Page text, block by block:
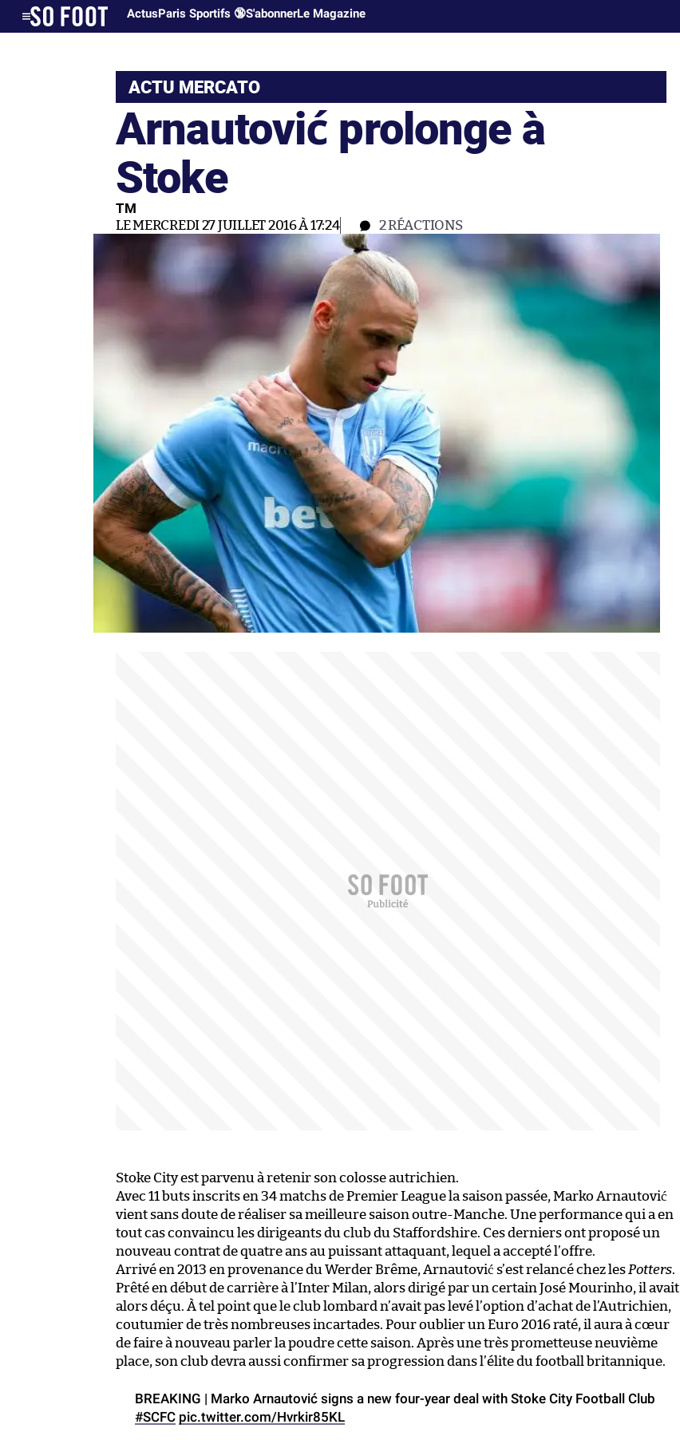
ActusParis Sportifs 🔞S'abonnerLe Magazine
ACTU MERCATO
Arnautović prolonge à
Stoke
TM
LE MERCREDI 27 JUILLET 2016 À 17:24 2RÉACTIONS
Stoke City est parvenu à retenir son colosse autrichien.
Avec 11 buts inscrits en 34 matchs de Premier League la saison passée, Marko Arnautović
vient sans doute de réaliser sa meilleure saison outre-Manche. Une performance qui a en
tout cas convaincu les dirigeants du club du Staffordshire. Ces derniers ont proposé un
nouveau contrat de quatre ans au puissant attaquant, lequel a accepté l’offre.
Arrivé en 2013 en provenance du Werder Brême, Arnautović s’est relancé chez les Potters.
Prêté en début de carrière à l’Inter Milan, alors dirigé par un certain José Mourinho, il avait
alors déçu. À tel point que le club lombard n’avait pas levé l’option d’achat de l’Autrichien,
coutumier de très nombreuses incartades. Pour oublier un Euro 2016 raté, il aura à cœur
de faire à nouveau parler la poudre cette saison. Après une très prometteuse neuvième
place, son club devra aussi confirmer sa progression dans l’élite du football britannique.
BREAKING | Marko Arnautović signs a new four-year deal with Stoke City Football Club
#SCFC pic.twitter.com/Hvrkir85KL